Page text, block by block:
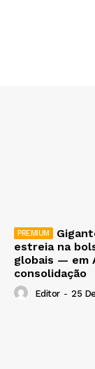
estreia na
globais — em
consolidação
Editor - 25